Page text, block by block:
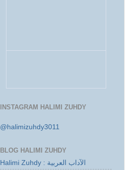
INSTAGRAM HALIMI ZUHDY
@halimizuhdy3011
BLOG HALIMI ZUHDY
Halimi Zuhdy : الآداب العربية